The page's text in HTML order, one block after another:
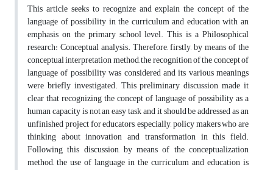
This article seeks to recognize and explain the concept of the
language of possibility in the curriculum and education with an
emphasis on the primary school level. This is a Philosophical
research: Conceptual analysis. Therefore, firstly, by means of the
conceptual interpretation method, the recognition of the concept of
language of possibility was considered and its various meanings
were briefly investigated. This preliminary discussion made it
clear that recognizing the concept of language of possibility as a
human capacity is not an easy task and it should be addressed as an
unfinished project for educators, especially, policy makers who are
thinking about innovation and transformation in this field.
Following this discussion, by means of the conceptualization
method, the use of language in the curriculum and education is